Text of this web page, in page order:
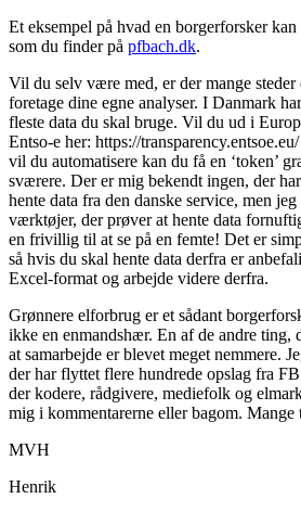
Et eksempel på hvad en borgerforsker
som du finder på pfbach.dk.
Vil du selv være med, er der mange steder
foretage dine egne analyser. I Danmark
fleste data du skal bruge. Vil du ud i
Entso-e her: https://
vil du automatisere kan du få en ‘token’
sværere. Der er mig bekendt ingen, der
hente data fra den danske service, men
værktøjer, der prøver at hente data
en frivillig til at se på en femte! Det er
så hvis du skal hente data derfra er
Excel-format og arbejde videre derfra.
Grønnere elforbrug er et sådant
ikke en enmandshær. En af de andre ting,
at samarbejde er blevet meget nemmere.
der har flyttet flere hundrede opslag fra
der kodere, rådgivere, mediefolk og
mig i kommentarerne eller bagom. Mange
MVH
Henrik